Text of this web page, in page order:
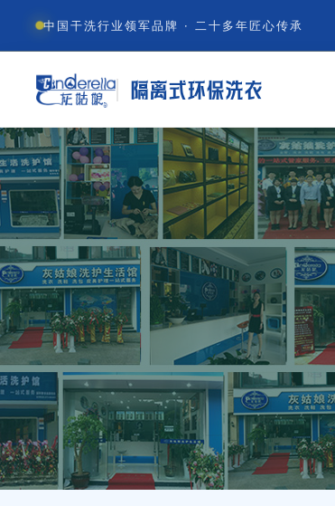
中国干洗行业领军品牌 · 二十多年匠心传承